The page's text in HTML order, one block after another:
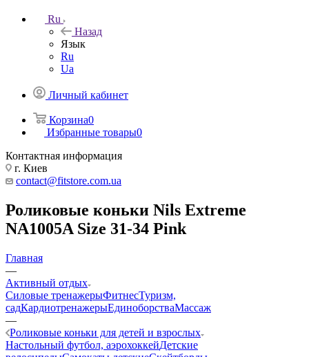
Ru
Назад
Язык
Ru
Ua
Личный кабинет
Корзина0
Избранные товары0
Контактная информация
г. Киев
contact@fitstore.com.ua
Роликовые коньки Nils Extreme
NA1005A Size 31-34 Pink
Главная
—
Активный отдых
Силовые тренажерыФитнесТуризм,
садКардиотренажерыЕдиноборстваМассаж
—
Роликовые коньки для детей и взрослых
Настольный футбол, аэрохоккейДетские